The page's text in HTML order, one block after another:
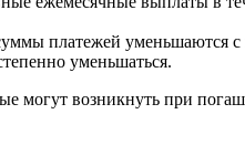
платежей уменьшаются
уменьшаться.
могут возникнуть при